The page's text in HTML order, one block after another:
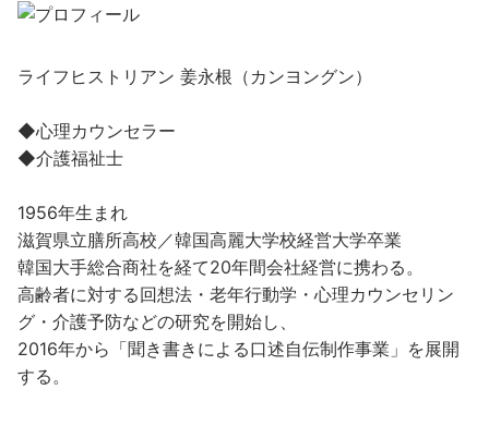
ライフヒストリアン 姜永根（カンヨングン）
◆心理カウンセラー
◆介護福祉士
1956年生まれ
滋賀県立膳所高校／韓国高麗大学校経営大学卒業
韓国大手総合商社を経て20年間会社経営に携わる。
高齢者に対する回想法・老年行動学・心理カウンセリン
グ・介護予防などの研究を開始し、
2016年から「聞き書きによる口述自伝制作事業」を展開
する。